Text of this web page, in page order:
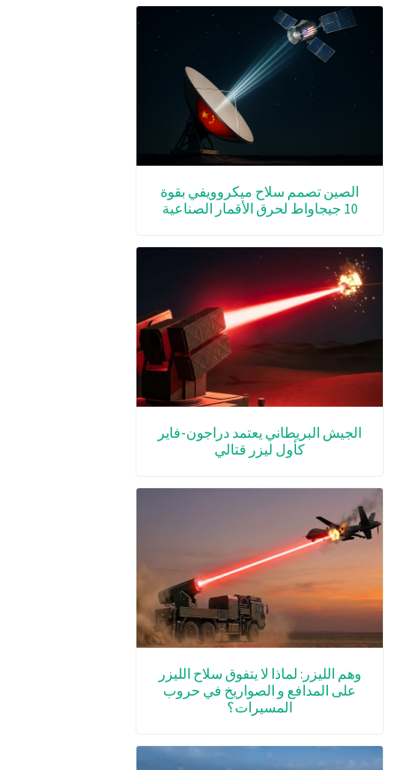
الصين تصمم سلاح ميكروويفي بقوة
10 جيجاواط لحرق الأقمار الصناعية
الجيش البريطاني يعتمد دراجون-فاير
كأول ليزر قتالي
وهم الليزر: لماذا لا يتفوق سلاح الليزر
على المدافع و الصواريخ في حروب
المسيرات؟